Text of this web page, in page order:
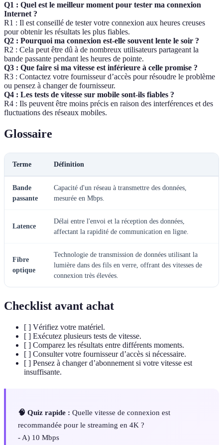
Q1 : Quel est le meilleur moment pour tester ma connexion
Internet ?
R1 : Il est conseillé de tester votre connexion aux heures creuses
pour obtenir les résultats les plus fiables.
Q2 : Pourquoi ma connexion est-elle souvent lente le soir ?
R2 : Cela peut être dû à de nombreux utilisateurs partageant la
bande passante pendant les heures de pointe.
Q3 : Que faire si ma vitesse est inférieure à celle promise ?
R3 : Contactez votre fournisseur d’accès pour résoudre le problème
ou pensez à changer de fournisseur.
Q4 : Les tests de vitesse sur mobile sont-ils fiables ?
R4 : Ils peuvent être moins précis en raison des interférences et des
fluctuations des réseaux mobiles.
Glossaire
Terme Définition
Bande
passante
Capacité d'un réseau à transmettre des données,
mesurée en Mbps.
Latence
Délai entre l'envoi et la réception des données,
affectant la rapidité de communication en ligne.
Fibre
optique
Technologie de transmission de données utilisant la
lumière dans des fils en verre, offrant des vitesses de
connexion très élevées.
Checklist avant achat
[ ] Vérifiez votre matériel.
[ ] Exécutez plusieurs tests de vitesse.
[ ] Comparez les résultats entre différents moments.
[ ] Consulter votre fournisseur d’accès si nécessaire.
[ ] Pensez à changer d’abonnement si votre vitesse est
insuffisante.
🧠 Quiz rapide : Quelle vitesse de connexion est
recommandée pour le streaming en 4K ?
- A) 10 Mbps